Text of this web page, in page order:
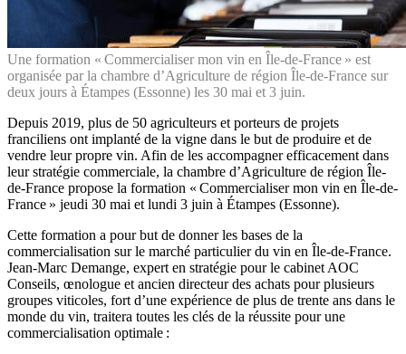
Une formation « Commercialiser mon vin en Île-de-France » est
organisée par la chambre d’Agriculture de région Île-de-France sur
deux jours à Étampes (Essonne) les 30 mai et 3 juin.
Depuis 2019, plus de 50 agriculteurs et porteurs de projets
franciliens ont implanté de la vigne dans le but de produire et de
vendre leur propre vin. Afin de les accompagner efficacement dans
leur stratégie commerciale, la chambre d’Agriculture de région Île-
de-France propose la formation « Commercialiser mon vin en Île-de-
France » jeudi 30 mai et lundi 3 juin à Étampes (Essonne).
Cette formation a pour but de donner les bases de la
commercialisation sur le marché particulier du vin en Île-de-France.
Jean-Marc Demange, expert en stratégie pour le cabinet AOC
Conseils, œnologue et ancien directeur des achats pour plusieurs
groupes viticoles, fort d’une expérience de plus de trente ans dans le
monde du vin, traitera toutes les clés de la réussite pour une
commercialisation optimale :